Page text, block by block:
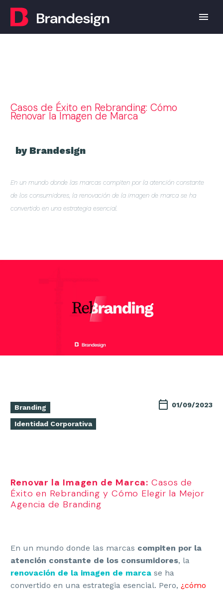
Casos de Éxito en Rebranding: Cómo
Renovar la Imagen de Marca
by Brandesign
En un mundo donde las marcas compiten por la atención constante
de los consumidores, la renovación de la imagen de marca se ha
convertido en una estrategia esencial.
Branding
Identidad Corporativa
01/09/2023
Renovar la Imagen de Marca: Casos de
Éxito en Rebranding y Cómo Elegir la Mejor
Agencia de Branding
En un mundo donde las marcas compiten por la
atención constante de los consumidores, la
renovación de la imagen de marca se ha
convertido en una estrategia esencial. Pero, ¿cómo